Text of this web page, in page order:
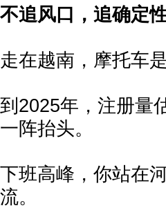
不追风口，追确定
走在越南，摩托车
到2025年，注册量
一阵抬头。
下班高峰，你站在
流。